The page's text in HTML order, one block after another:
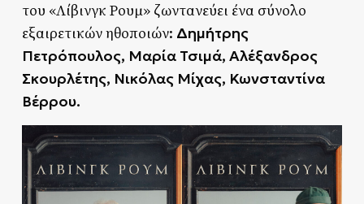
του «Λίβινγκ Ρουμ» ζωντανεύει ένα σύνολο
εξαιρετικών ηθοποιών: Δημήτρης
Πετρόπουλος, Μαρία Τσιμά, Αλέξανδρος
Σκουρλέτης, Νικόλας Μίχας, Κωνσταντίνα
Βέρρου.